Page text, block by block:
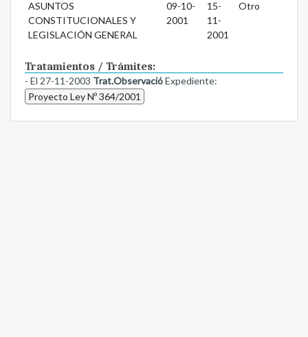
ASUNTOS
CONSTITUCIONALES Y
LEGISLACIÓN GENERAL
09-10-
2001
15-
11-
2001
Otro
Tratamientos / Trámites:
- El 27-11-2003 Trat.ObservacióExpediente:
Proyecto Ley Nº 364/2001